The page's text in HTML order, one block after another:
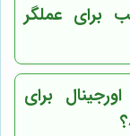
برای عملگر
برای